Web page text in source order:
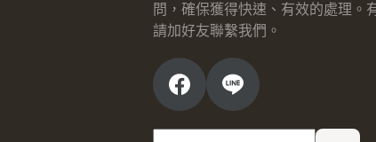
問，確保獲得快速、有效的處理。
請加好友聯繫我們。